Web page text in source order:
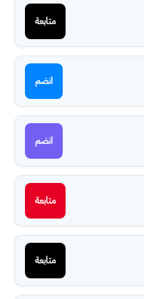
متابعة
انضم
انضم
متابعة
متابعة